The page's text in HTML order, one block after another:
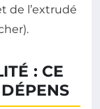
de l’extrudé
: CE